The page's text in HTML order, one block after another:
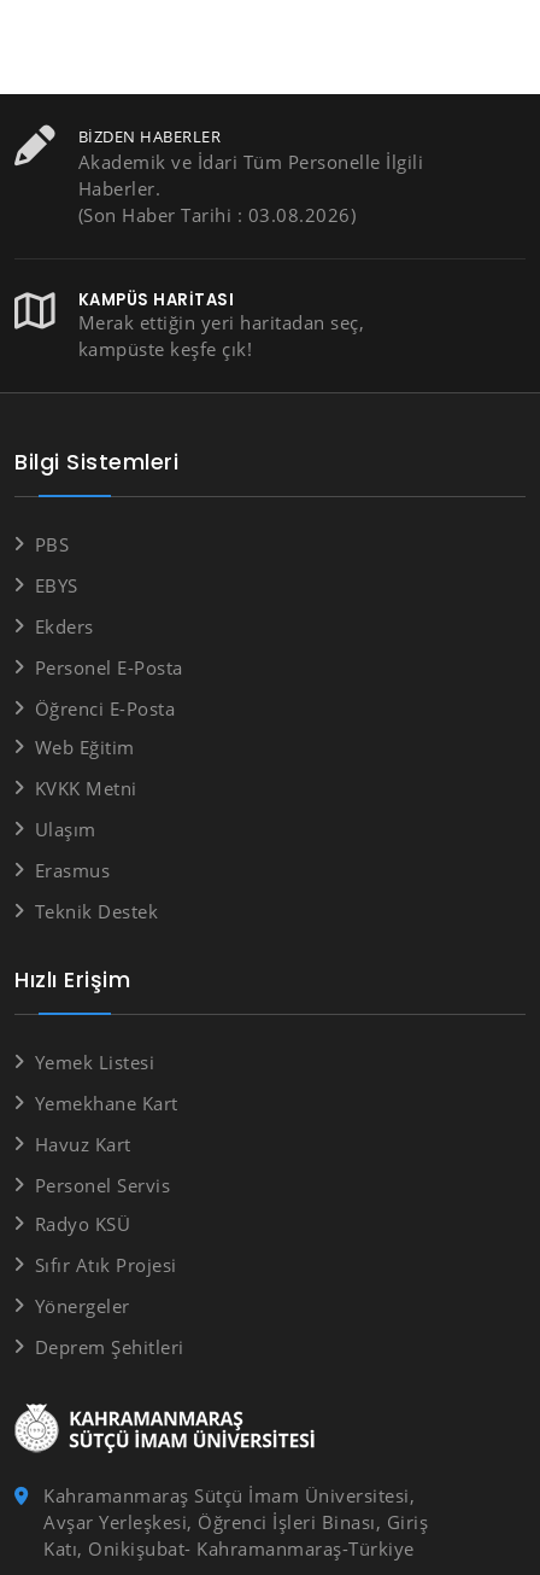
BIZDEN HABERLER
Akademik ve İdari Tüm Personelle İlgili
Haberler.
(Son Haber Tarihi : 03.08.2026)
KAMPÜS HARITASI
Merak ettiğin yeri haritadan seç,
kampüste keşfe çık!
Kahramanmaraş Sütçü İmam Üniversitesi,
Avşar Yerleşkesi, Öğrenci İşleri Binası, Giriş
Katı, Onikişubat- Kahramanmaraş-Türkiye
Hızlı Erişim
Yemek Listesi
Yemekhane Kart
Havuz Kart
Personel Servis
Radyo KSÜ
Sıfır Atık Projesi
Yönergeler
Deprem Şehitleri
Bilgi Sistemleri
PBS
EBYS
Ekders
Personel E-Posta
Öğrenci E-Posta
Web Eğitim
KVKK Metni
Ulaşım
Erasmus
Teknik Destek